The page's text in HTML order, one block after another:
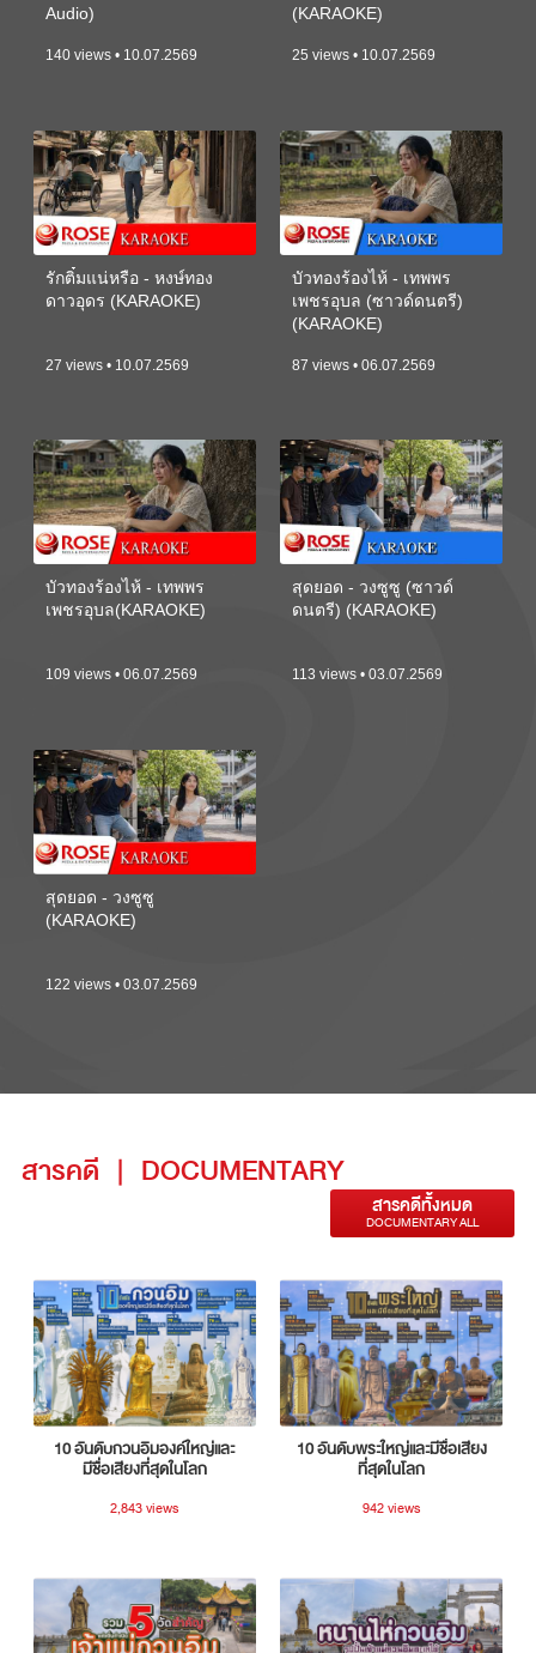
Audio)
140 views • 10.07.2569
(KARAOKE)
25 views • 10.07.2569
รักติ๋มแน่หรือ - หงษ์ทอง
ดาวอุดร (KARAOKE)
27 views • 10.07.2569
บัวทองร้องไห้ - เทพพร
เพชรอุบล (ซาวด์ดนตรี)
(KARAOKE)
87 views • 06.07.2569
บัวทองร้องไห้ - เทพพร
เพชรอุบล(KARAOKE)
109 views • 06.07.2569
สุดยอด - วงซูซู (ซาวด์
ดนตรี) (KARAOKE)
113 views • 03.07.2569
สุดยอด - วงซูซู
(KARAOKE)
122 views • 03.07.2569
สารคดี | DOCUMENTARY
สารคดีทั้งหมด
DOCUMENTARY ALL
10 อันดับกวนอิมองค์ใหญ่และ
มีชื่อเสียงที่สุดในโลก
2,843 views
10 อันดับพระใหญ่และมีชื่อเสียง
ที่สุดในโลก
942 views